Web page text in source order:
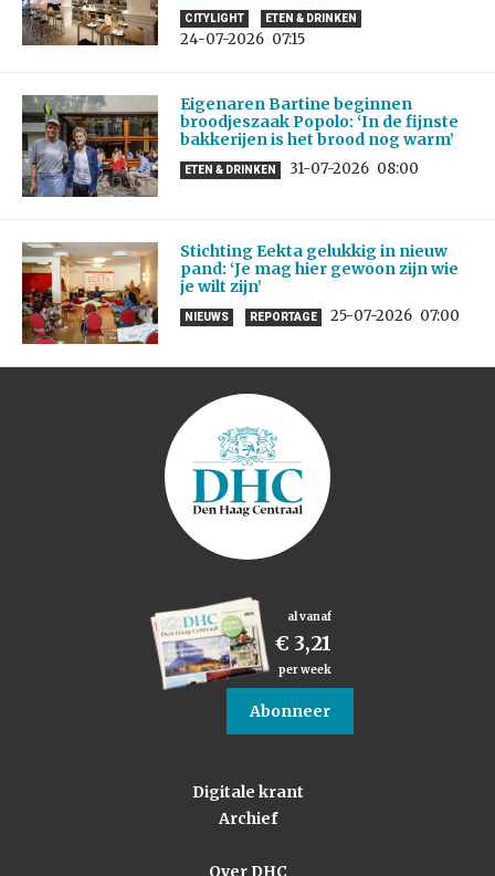
CITYLIGHT ETEN & DRINKEN
24-07-2026 07:15
Eigenaren Bartine beginnen
broodjeszaak Popolo: ‘In de fijnste
bakkerijen is het brood nog warm’
ETEN & DRINKEN 31-07-2026 08:00
Stichting Eekta gelukkig in nieuw
pand: ‘Je mag hier gewoon zijn wie
je wilt zijn’
NIEUWS REPORTAGE 25-07-2026 07:00
al vanaf
€ 3,21
per week
Abonneer
Digitale krant
Archief
Over DHC